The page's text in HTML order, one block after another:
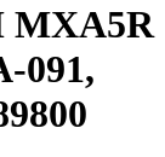
MXA5R
091,